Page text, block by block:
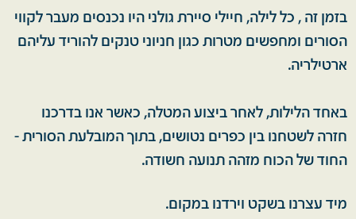
בזמן זה , כל לילה, חיילי סיירת גולני היו נכנסים מעבר לקווי
הסורים ומחפשים מטרות כגון חניוני טנקים להוריד עליהם
ארטילריה.
באחד הלילות, לאחר ביצוע המטלה, כאשר אנו בדרכנו
חזרה לשטחנו בין כפרים נטושים, בתוך המובלעת הסורית -
החוד של הכוח מזהה תנועה חשודה.
מיד עצרנו בשקט וירדנו במקום.